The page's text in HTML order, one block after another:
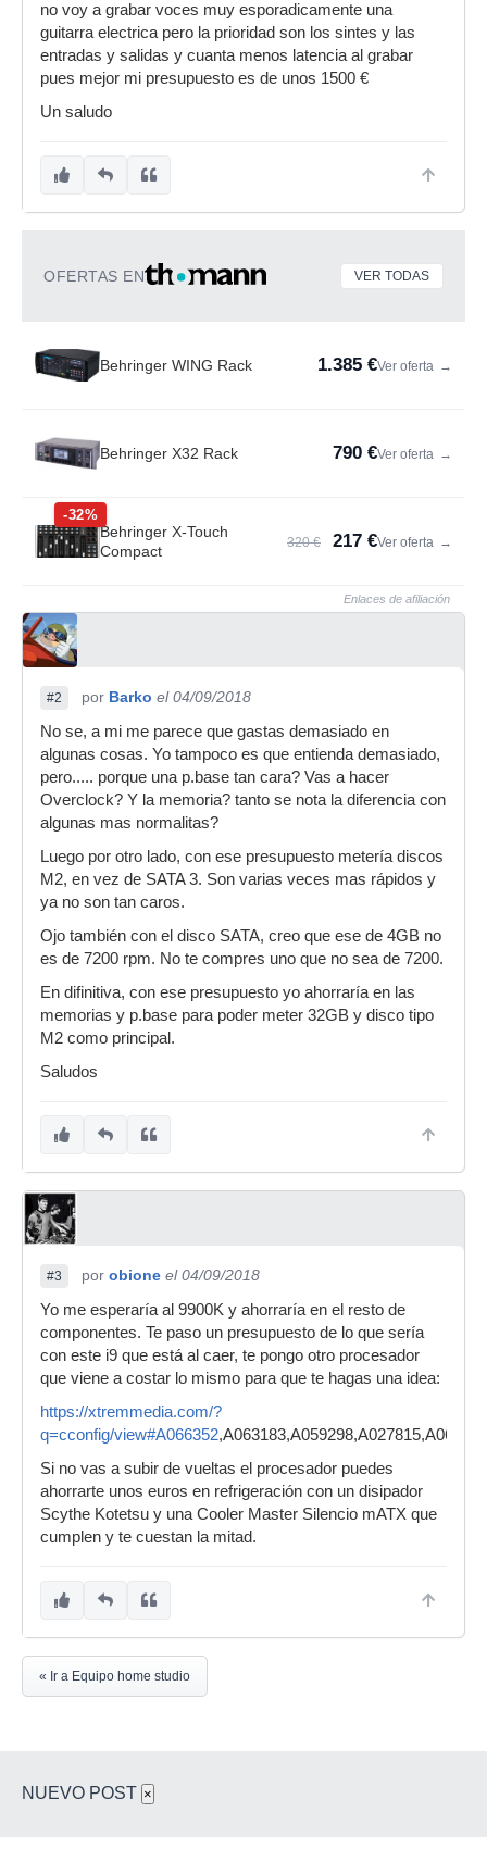
no voy a grabar voces muy esporadicamente una
guitarra electrica pero la prioridad son los sintes y las
entradas y salidas y cuanta menos latencia al grabar
pues mejor mi presupuesto es de unos 1500 €
Un saludo
OFERTAS EN VER TODAS
Behringer WING Rack 1.385 €Ver oferta →
Behringer X32 Rack 790 €Ver oferta →
-32%
Behringer X-Touch
Compact
320 € 217 €Ver oferta →
Enlaces de afiliación
#2 por Barko el 04/09/2018
No se, a mi me parece que gastas demasiado en
algunas cosas. Yo tampoco es que entienda demasiado,
pero..... porque una p.base tan cara? Vas a hacer
Overclock? Y la memoria? tanto se nota la diferencia con
algunas mas normalitas?
Luego por otro lado, con ese presupuesto metería discos
M2, en vez de SATA 3. Son varias veces mas rápidos y
ya no son tan caros.
Ojo también con el disco SATA, creo que ese de 4GB no
es de 7200 rpm. No te compres uno que no sea de 7200.
En difinitiva, con ese presupuesto yo ahorraría en las
memorias y p.base para poder meter 32GB y disco tipo
M2 como principal.
Saludos
#3 por obione el 04/09/2018
Yo me esperaría al 9900K y ahorraría en el resto de
componentes. Te paso un presupuesto de lo que sería
con este i9 que está al caer, te pongo otro procesador
que viene a costar lo mismo para que te hagas una idea:
https://xtremmedia.com/?
q=cconfig/view#A066352
Si no vas a subir de vueltas el procesador puedes
ahorrarte unos euros en refrigeración con un disipador
Scythe Kotetsu y una Cooler Master Silencio mATX que
cumplen y te cuestan la mitad.
« Ir a Equipo home studio
NUEVO POST ×